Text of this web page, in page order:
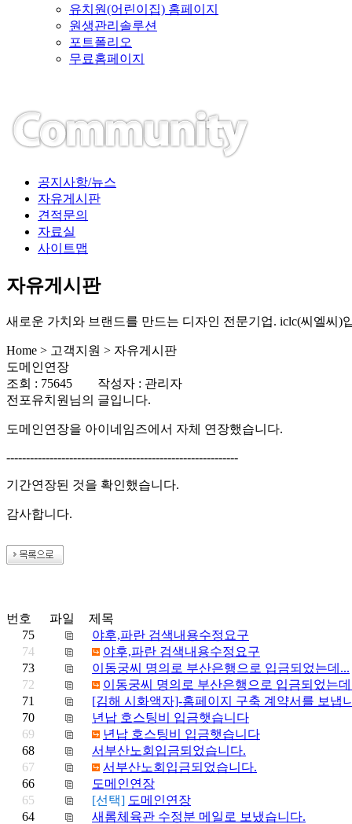
유치원(어린이집) 홈페이지
원생관리솔루션
포트폴리오
무료홈페이지
공지사항/뉴스
자유게시판
견적문의
자료실
사이트맵
자유게시판
새로운 가치와 브랜드를 만드는 디자인 전문기업. iclc(씨엘씨)
Home > 고객지원 > 자유게시판
도메인연장
조회 : 75645 작성자 : 관리자
전포유치원님의 글입니다.
도메인연장을 아이네임즈에서 자체 연장했습니다.
-----------------------------------------------------------
기간연장된 것을 확인했습니다.
감사합니다.
번호 파일
제목
75
야후,파란 검색내용수정요구
74
야후,파란 검색내용수정요구
73
이동궁씨 명의로 부산은행으로 입금되었는데...
72
이동궁씨 명의로 부산은행으로 입금되었는
71
[김해 시화액자]-홈페이지 구축 계약서를 보냅
70
년납 호스팅비 입금햇습니다
69
년납 호스팅비 입금햇습니다
68
서부산노회입금되었습니다.
67
서부산노회입금되었습니다.
66
도메인연장
65
[선택] 도메인연장
64
새롬체육관 수정분 메일로 보냈습니다.